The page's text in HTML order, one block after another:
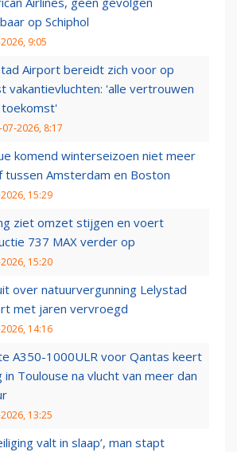
op Schiphol
9:05
Airport bereidt zich voor op
vakantievluchten: 'alle vertrouwen
toekomst'
2026, 8:17
komend winterseizoen niet meer
tussen Amsterdam en Boston
15:29
ziet omzet stijgen en voert
737 MAX verder op
15:20
over natuurvergunning Lelystad
met jaren vervroegd
14:16
A350-1000ULR voor Qantas keert
in Toulouse na vlucht van meer dan
13:25
valt in slaap’, man stapt